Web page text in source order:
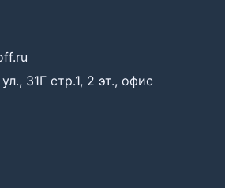
31Г стр.1, 2 эт., офис